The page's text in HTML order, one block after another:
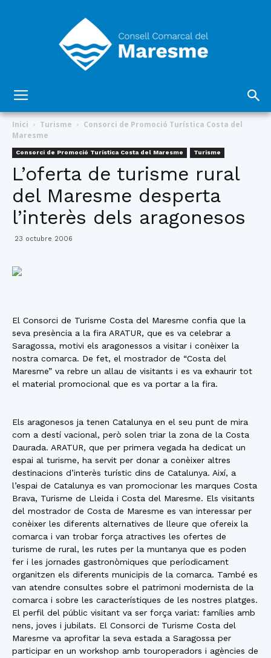
Comarcal
del
Inici Turisme
Consorci de Promoció Turística Costa del
Maresme
Consorci de Promoció Turística Costa del Maresme Turisme
L’oferta de turisme rural
del Maresme desperta
l’interès dels aragonesos
23 octubre 2006
El Consorci de Turisme Costa del Maresme confia que la
seva presència a la fira ARATUR, que es va celebrar a
Saragossa, motivi els aragonessos a visitar i conèixer la
nostra comarca. De fet, el mostrador de “Costa del
Maresme” va rebre un allau de visitants i es va exhaurir tot
el material promocional que es va portar a la fira.
Els aragonesos ja tenen Catalunya en el seu punt de mira
com a destí vacional, però solen triar la zona de la Costa
Daurada. ARATUR, que per primera vegada ha dedicat un
espai al turisme, ha servit per donar a conèixer altres
destinacions d’interès turístic dins de Catalunya. Així, a
l’espai de Catalunya es van promocionar les marques Costa
Brava, Turisme de Lleida i Costa del Maresme. Els visitants
del mostrador de Costa de Maresme es van interessar per
conèixer les diferents alternatives de lleure que ofereix la
comarca i van trobar força atractives les ofertes de
turisme de rural, les rutes per la muntanya que es poden
fer i les jornades gastronòmiques que períodicament
organitzen els diferents municipis de la comarca. També es
van atendre consultes sobre el patrimoni modernista de la
comarca i sobre les característiques de les nostres platges.
El perfil del públic visitant va ser força variat: famílies amb
nens, joves i jubilats. El Consorci de Turisme Costa del
Maresme va aprofitar la seva estada a Saragossa per
participar en un workshop amb touroperadors i agències de